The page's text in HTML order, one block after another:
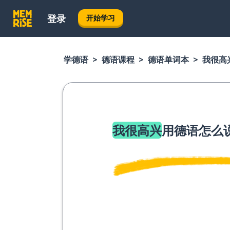
登录 开始学习
学德语 德语课程 德语单词本 我很高
我很高兴用德语怎么